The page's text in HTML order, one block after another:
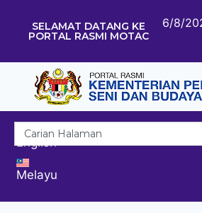
SELAMAT DATANG KE
PORTAL RASMI MOTAC
6/8/
English
Melayu